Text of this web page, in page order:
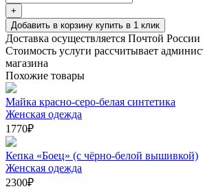
товара
Кепка
«Боец»
красная
+
Добавить в корзину купить в 1 клик
Доставка осуществляется Почтой
Cтоимость услуги рассчитывает
магазина
Похожие товары
Майка красно-серо-белая синтетика
Женская одежда
1770₽
Кепка «Боец» (с чёрно-белой вышивкой)
Женская одежда
2300₽